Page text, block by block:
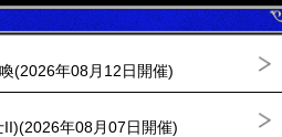
(2026年08月12日開催)
年08月07日開催)